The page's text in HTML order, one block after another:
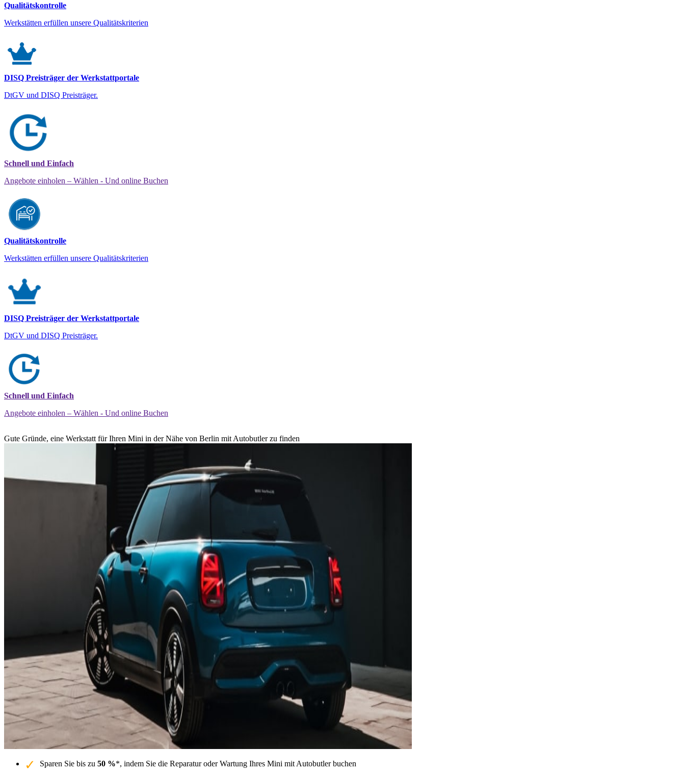
Qualitätskontrolle
Werkstätten erfüllen unsere Qualitätskriterien
DISQ Preisträger der Werkstattportale
DtGV und DISQ Preisträger.
Schnell und Einfach
Angebote einholen – Wählen - Und online Buchen
Qualitätskontrolle
Werkstätten erfüllen unsere Qualitätskriterien
DISQ Preisträger der Werkstattportale
DtGV und DISQ Preisträger.
Schnell und Einfach
Angebote einholen – Wählen - Und online Buchen
Gute Gründe, eine Werkstatt für Ihren Mini in der Nähe von Berlin mit Autobutler zu finden
Sparen Sie bis zu 50 %*, indem Sie die Reparatur oder Wartung Ihres Mini mit Autobutler buchen